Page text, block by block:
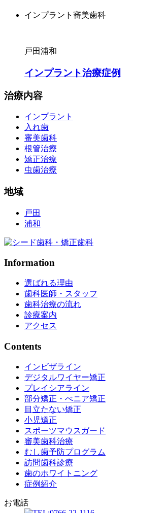
インプラント 審美歯科
戸田浦和
インプラント治療症例
治療内容
インプラント
入れ歯
審美歯科
根管治療
矯正治療
虫歯治療
地域
戸田
浦和
Information
選ばれる理由
歯科医師・スタッフ
歯科治療の流れ
診療案内
アクセス
Contents
インビザライン
デジタルワイヤー矯正
プレイシアライン
部分矯正・べニア矯正
目立たない矯正
小児矯正
スポーツマウスガード
審美歯科治療
むし歯予防プログラム
訪問歯科診療
歯のホワイトニング
症例紹介
お電話